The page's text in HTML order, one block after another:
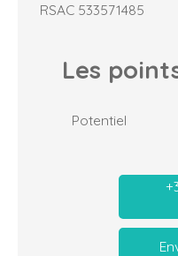
RSAC 533571485
Les
Potentiel